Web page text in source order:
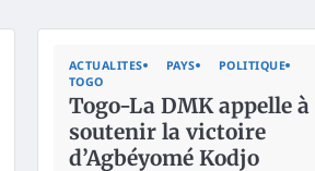
ACTUALITES PAYS
POLITIQUE
TOGO
Togo-La DMK appelle à
soutenir la victoire
d’Agbéyomé Kodjo